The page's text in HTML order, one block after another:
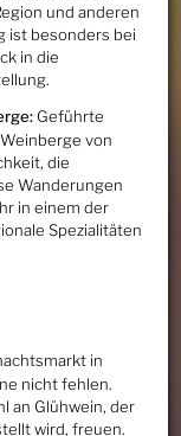
und anderen
ist besonders bei
in die
Geführte
von
die
Wanderungen
in einem der
Spezialitäten
in
nicht fehlen.
an Glühwein, der
wird, freuen.